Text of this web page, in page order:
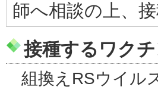
師へ相談の上、
接種するワク
組換えRSウイル